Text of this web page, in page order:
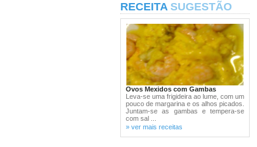
RECEITA SUGESTÃO
Ovos Mexidos com Gambas
Leva-se uma frigideira ao lume, com um
pouco de margarina e os alhos picados.
Juntam-se as gambas e tempera-se
com sal ...
» ver mais receitas